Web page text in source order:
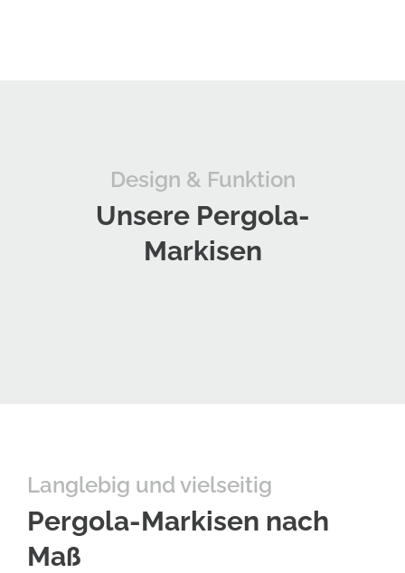
Design & Funktion
Unsere Pergola-
Markisen
Langlebig und vielseitig
Pergola-Markisen nach
Maß